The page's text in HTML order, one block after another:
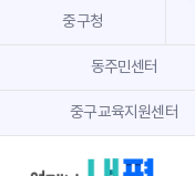
중구청
동주민센터
중구교육지원센터